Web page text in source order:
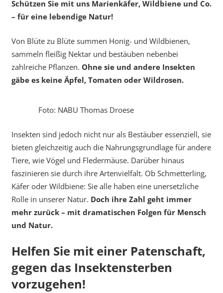
Schützen Sie mit uns Marienkäfer, Wildbiene und Co.
– für eine lebendige Natur!
Von Blüte zu Blüte summen Honig- und Wildbienen,
sammeln fleißig Nektar und bestäuben nebenbei
zahlreiche Pflanzen. Ohne sie und andere Insekten
gäbe es keine Äpfel, Tomaten oder Wildrosen.
Foto: NABU Thomas Droese
Insekten sind jedoch nicht nur als Bestäuber essenziell, sie
bieten gleichzeitig auch die Nahrungsgrundlage für andere
Tiere, wie Vögel und Fledermäuse. Darüber hinaus
faszinieren sie durch ihre Artenvielfalt. Ob Schmetterling,
Käfer oder Wildbiene: Sie alle haben eine unersetzliche
Rolle in unserer Natur. Doch ihre Zahl geht immer
mehr zurück – mit dramatischen Folgen für Mensch
und Natur.
Helfen Sie mit einer Patenschaft,
gegen das Insektensterben
vorzugehen!